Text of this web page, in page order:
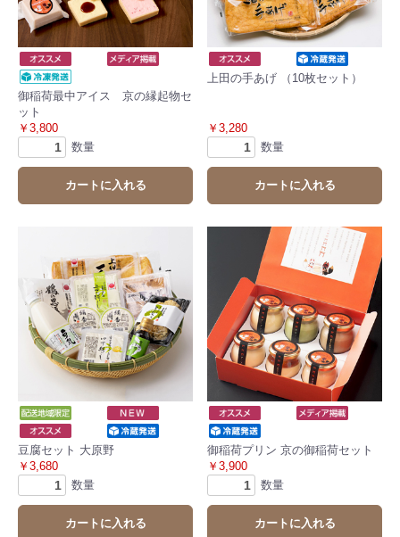
御稲荷最中アイス 京の縁起物セ
ット
￥3,800
数量
カートに入れる
上田の手あげ （10枚セット）
￥3,280
数量
カートに入れる
豆腐セット 大原野
￥3,680
数量
カートに入れる
御稲荷プリン 京の御稲荷セット
￥3,900
数量
カートに入れる